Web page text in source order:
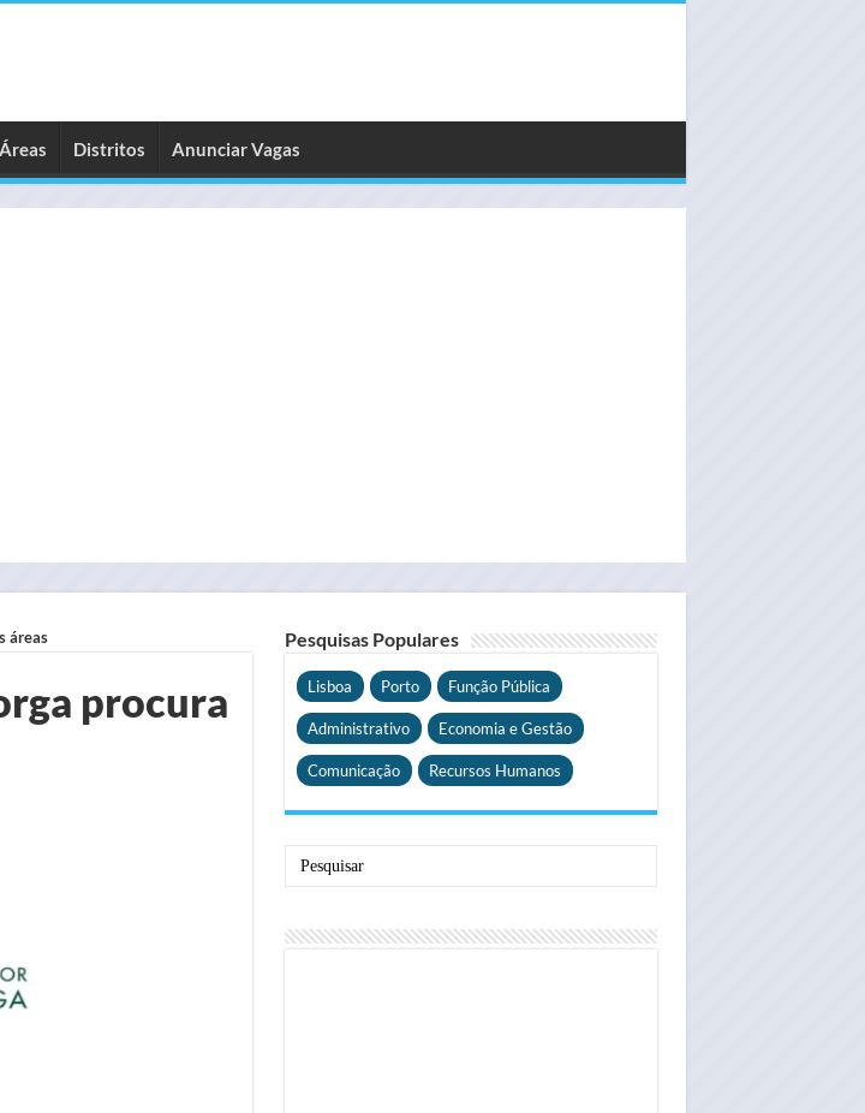
Áreas Distritos Anunciar Vagas
áreas
procura
Pesquisas Populares
Lisboa Porto Função Pública
Administrativo Economia e Gestão
Comunicação Recursos Humanos